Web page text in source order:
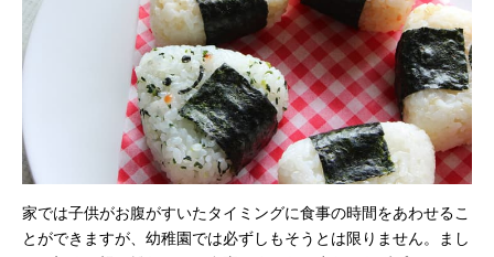
家では子供がお腹がすいたタイミングに食事の時間をあわせるこ
とができますが、幼稚園では必ずしもそうとは限りません。まし